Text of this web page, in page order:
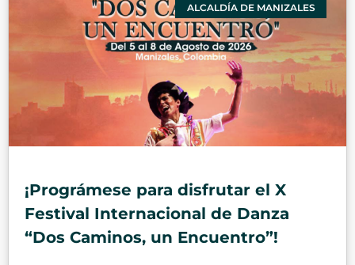
ALCALDÍA DE MANIZALES
¡Prográmese para disfrutar el X
Festival Internacional de Danza
“Dos Caminos, un Encuentro”!